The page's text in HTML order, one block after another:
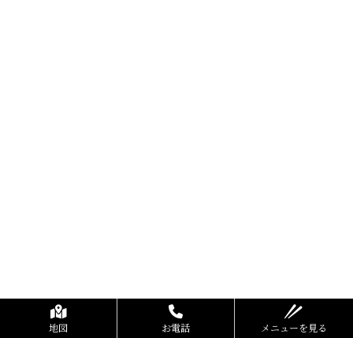
地図 お電話 メニューを見る